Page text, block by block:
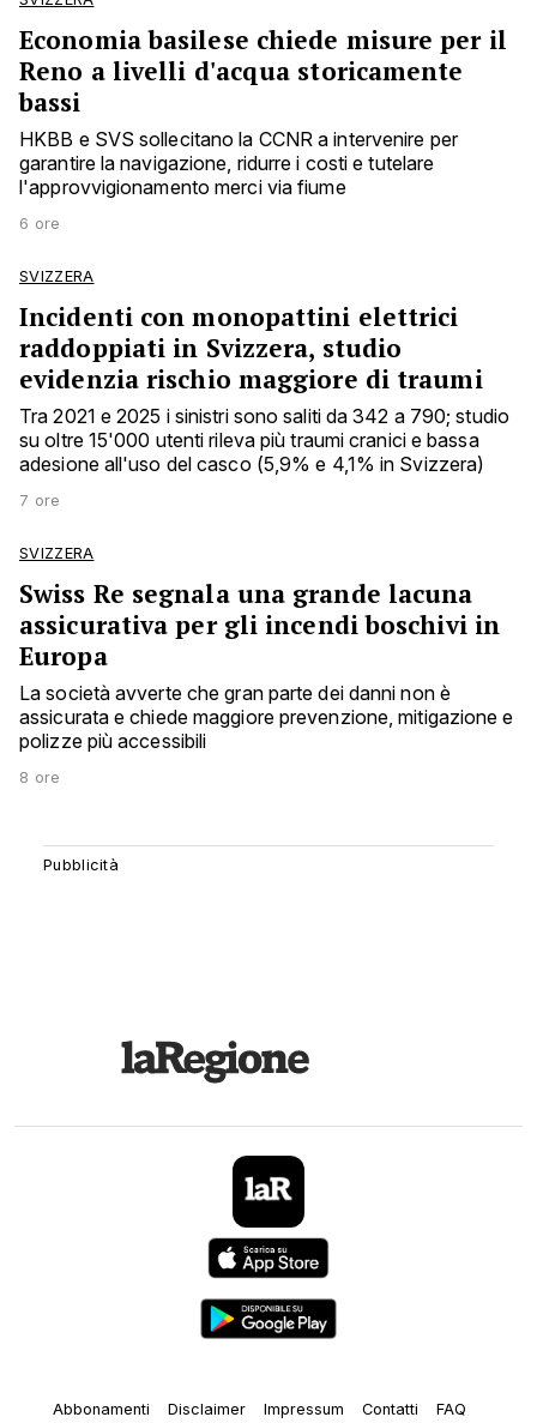
Economia basilese chiede misure per il
Reno a livelli d'acqua storicamente
bassi
HKBB e SVS sollecitano la CCNR a intervenire per
garantire la navigazione, ridurre i costi e tutelare
l'approvvigionamento merci via fiume
6 ore
SVIZZERA
Incidenti con monopattini elettrici
raddoppiati in Svizzera, studio
evidenzia rischio maggiore di traumi
Tra 2021 e 2025 i sinistri sono saliti da 342 a 790; studio
su oltre 15'000 utenti rileva più traumi cranici e bassa
adesione all'uso del casco (5,9% e 4,1% in Svizzera)
7 ore
SVIZZERA
Swiss Re segnala una grande lacuna
assicurativa per gli incendi boschivi in
Europa
La società avverte che gran parte dei danni non è
assicurata e chiede maggiore prevenzione, mitigazione e
polizze più accessibili
8 ore
Abbonamenti Disclaimer Impressum Contatti FAQ